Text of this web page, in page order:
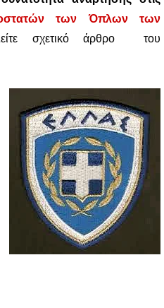
των Όπλων των
σχετικό άρθρο του